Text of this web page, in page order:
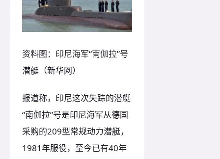
资料图：印尼海军“南伽拉”号
潜艇（新华网）
报道称，印尼这次失踪的潜艇
“南伽拉”号是印尼海军从德国
采购的209型常规动力潜艇，
1981年服役，至今已有40年